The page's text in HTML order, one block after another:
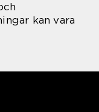
kan vara